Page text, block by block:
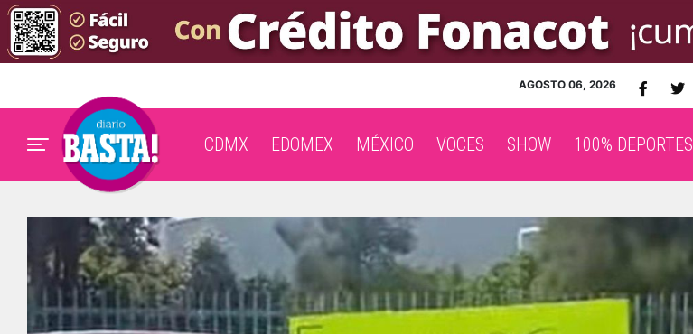
AGOSTO 06, 2026
CDMX EDOMEX MÉXICO VOCES SHOW 100% DEPORTES